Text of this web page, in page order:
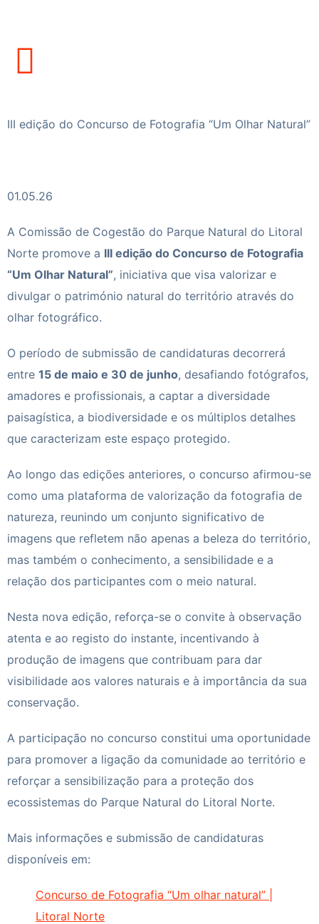
III edição do Concurso de Fotografia “Um Olhar Natural”
01.05.26
A Comissão de Cogestão do Parque Natural do Litoral
Norte promove a III edição do Concurso de Fotografia
“Um Olhar Natural”, iniciativa que visa valorizar e
divulgar o património natural do território através do
olhar fotográfico.
O período de submissão de candidaturas decorrerá
entre 15 de maio e 30 de junho, desafiando fotógrafos,
amadores e profissionais, a captar a diversidade
paisagística, a biodiversidade e os múltiplos detalhes
que caracterizam este espaço protegido.
Ao longo das edições anteriores, o concurso afirmou-se
como uma plataforma de valorização da fotografia de
natureza, reunindo um conjunto significativo de
imagens que refletem não apenas a beleza do território,
mas também o conhecimento, a sensibilidade e a
relação dos participantes com o meio natural.
Nesta nova edição, reforça-se o convite à observação
atenta e ao registo do instante, incentivando à
produção de imagens que contribuam para dar
visibilidade aos valores naturais e à importância da sua
conservação.
A participação no concurso constitui uma oportunidade
para promover a ligação da comunidade ao território e
reforçar a sensibilização para a proteção dos
ecossistemas do Parque Natural do Litoral Norte.
Mais informações e submissão de candidaturas
disponíveis em:
Concurso de Fotografia “Um olhar natural” |
Litoral Norte